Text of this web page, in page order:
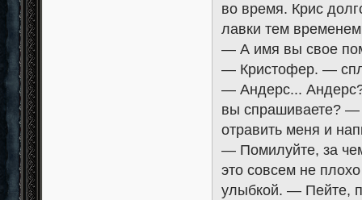
во время. Крис
лавки тем
— А имя вы свое
— Кристофер. —
— Андерс...
вы спрашиваете?
отравить меня и
— Помилуйте, за
это совсем не
улыбкой. — Пейте,